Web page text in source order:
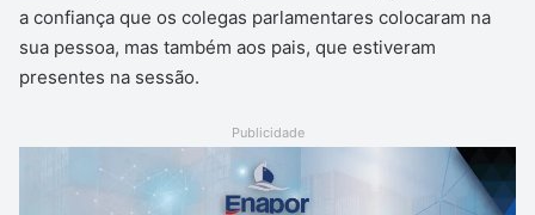
a confiança que os colegas parlamentares colocaram na
sua pessoa, mas também aos pais, que estiveram
presentes na sessão.
Publicidade